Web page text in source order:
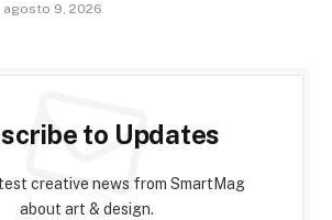
agosto 9, 2026
to Updates
creative news from SmartMag
about art & design.